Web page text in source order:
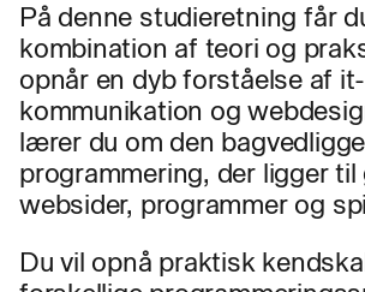
På denne studieretning får
kombination af teori og
opnår en dyb forståelse af it-
kommunikation og
lærer du om den
programmering, der ligger
websider, programmer og
Du vil opnå praktisk